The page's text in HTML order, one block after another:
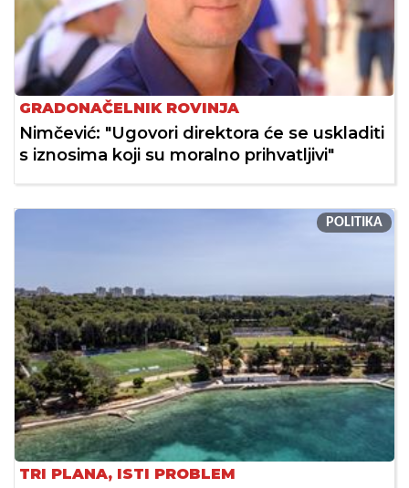
GRADONAČELNIK ROVINJA
Nimčević: "Ugovori direktora će se uskladiti
s iznosima koji su moralno prihvatljivi"
POLITIKA
TRI PLANA, ISTI PROBLEM